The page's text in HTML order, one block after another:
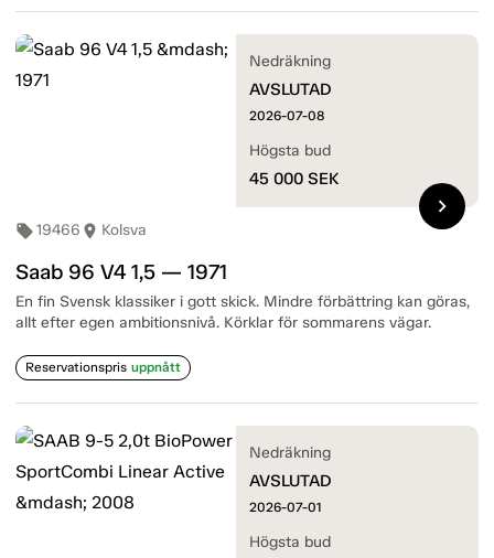
local_offer19466 room Kolsva
Saab 96 V4 1,5 — 1971
En fin Svensk klassiker i gott skick. Mindre förbättring kan göras,
allt efter egen ambitionsnivå. Körklar för sommarens vägar.
Reservationspris uppnått
Nedräkning
AVSLUTAD
2026-07-08
Högsta bud
45 000 SEK
chevron_right
Nedräkning
AVSLUTAD
2026-07-01
Högsta bud